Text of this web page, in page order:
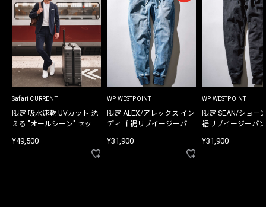
Safari CURRENT
限定 吸水速乾 UVカット 洗
える "オールシーン" セット
¥49,500
WP WESTPOINT
限定 ALEX/アレックス イン
ディゴ 裾リブイージーパン
¥31,900
WP WESTPOINT
限定 SEAN/ショー
裾リブイージーパ
¥31,900